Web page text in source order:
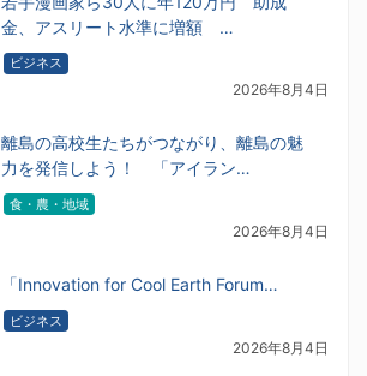
金、アスリート水準に増額 …
ビジネス
2026年8月4日
離島の高校生たちがつながり、離島の魅
力を発信しよう！ 「アイラン…
食・農・地域
2026年8月4日
「Innovation for Cool Earth Forum…
ビジネス
2026年8月4日